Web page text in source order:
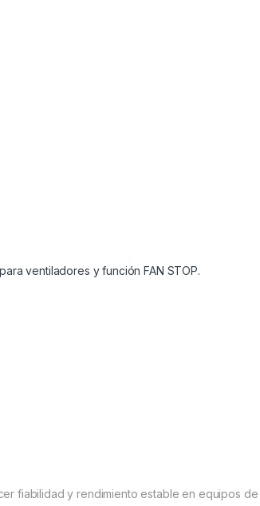
ventiladores y función FAN STOP.
fiabilidad y rendimiento estable en equipos